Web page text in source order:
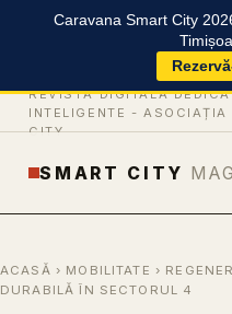
Caravana Smart City
REVISTĂ DIGITALĂ
INTELIGENTE - ASOCIAȚIA
CITY
SMART CITY
ACASĂ › MOBILITATE ›
DURABILĂ ÎN SECTORUL 4